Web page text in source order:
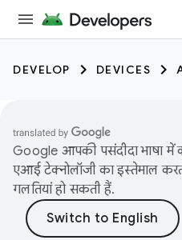
DEVELOP DEVICES
Google आपकी पसंदीदा भाषा
एआई टेक्नोलॉजी का इस्तेमाल
गलतियां हो सकती हैं.